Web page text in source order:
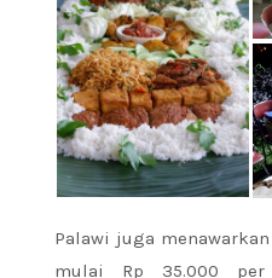
Palawi juga
mulai Rp 35.000